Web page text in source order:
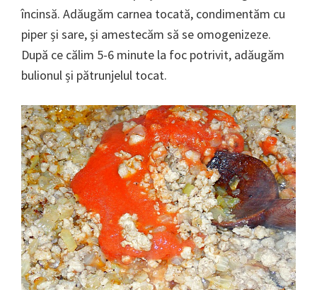
încinsă. Adăugăm carnea tocată, condimentăm cu
piper și sare, și amestecăm să se omogenizeze.
După ce călim 5-6 minute la foc potrivit, adăugăm
bulionul și pătrunjelul tocat.